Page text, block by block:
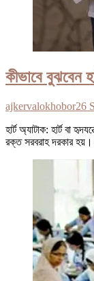
কীভাবে বুঝবেন
ajkervalokhobor26
হার্ট অ্যাটাক: হার্ট বা
রক্ত সরবরাহ দরকার হয়।